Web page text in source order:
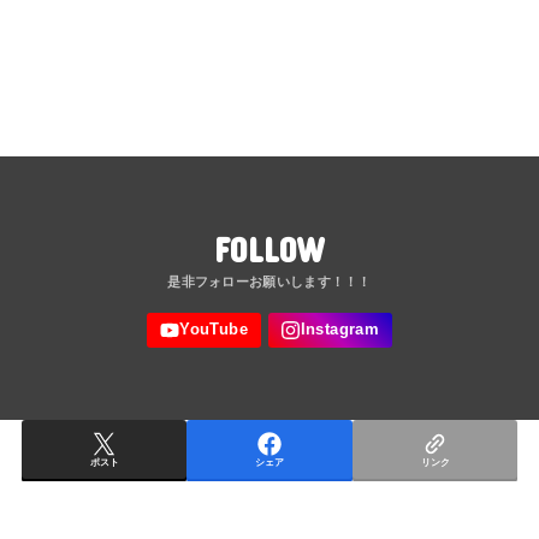
FOLLOW
ポスト シェア リンク